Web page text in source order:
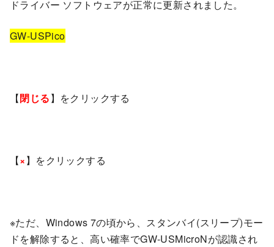
ドライバー ソフトウェアが正常に更新されました。
GW-USPico
【閉じる】をクリックする
【×】をクリックする
※ただ、Windows 7の頃から、スタンバイ(スリープ)モー
ドを解除すると、高い確率でGW-USMicroNが認識され